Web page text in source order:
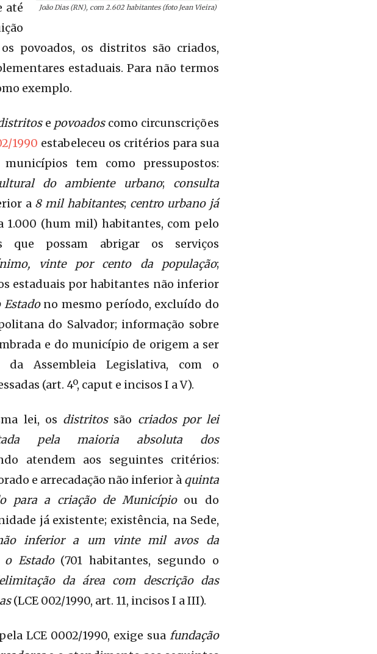
João Dias (RN), com 2.602 habitantes (foto Jean Vieira)
até
povoados, os distritos são criados,
estaduais. Para não termos
exemplo.
e povoadoscomo circunscrições
1990 estabeleceu os critérios para sua
tem como pressupostos:
do ambiente urbano; consulta
a 8 mil habitantes; centro urbano já
1.000 (hum mil) habitantes, com pelo
possam abrigar os serviços
vinte por cento da população;
estaduais por habitantes não inferior
Estado no mesmo período, excluído do
do Salvador; informação sobre
e do município de origem a ser
Assembleia Legislativa, com o
(art. 4º, caput e incisos I a V).
lei, os distritossão criados por lei
pela maioria absoluta dos
atendem aos seguintes critérios:
e arrecadação não inferior à quinta
para a criação de Municípioou do
já existente; existência, na Sede,
inferior a um vinte mil avos da
Estado(701 habitantes, segundo o
da área com descrição das
(LCE 002/1990, art. 11, incisos I a III).
LCE 0002/1990, exige suafundação